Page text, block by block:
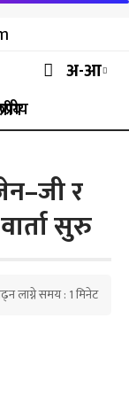
अ-आ
र
सुरु
लाग्ने समय : 1 मिनेट